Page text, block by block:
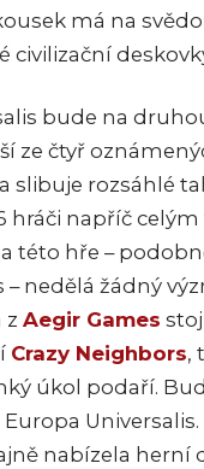
má na
civilizační
bude na
ze čtyř
slibuje rozsáhlé
hráči napříč celým
této hře –
– nedělá žádný
z Aegir Games
Crazy Neighbors,
úkol podaří.
Universalis.
nabízela herní